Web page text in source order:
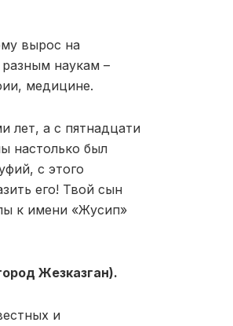
вырос на
наукам –
медицине.
лет, а с пятнадцати
настолько был
с этого
его! Твой сын
к имени «Жусип»
Жезказган).
и